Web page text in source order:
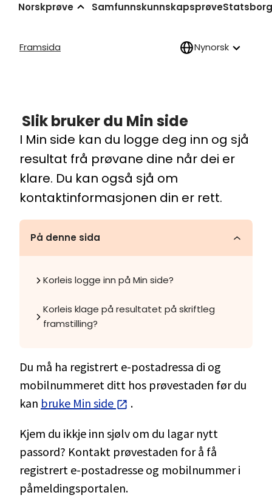
Norskprøve Samfunnskunnskapsprøve
Framsida Nynorsk
Slik bruker du Min side
I Min side kan du logge deg inn og sjå
resultat frå prøvane dine når dei er
klare. Du kan også sjå om
kontaktinformasjonen din er rett.
På denne sida
Korleis logge inn på Min side?
Korleis klage på resultatet på skriftleg
framstilling?
Du må ha registrert e-postadressa di og
mobilnummeret ditt hos prøvestaden før du
kan bruke Min side
.
Kjem du ikkje inn sjølv om du lagar nytt
passord? Kontakt prøvestaden for å få
registrert e-postadresse og mobilnummer i
påmeldingsportalen.